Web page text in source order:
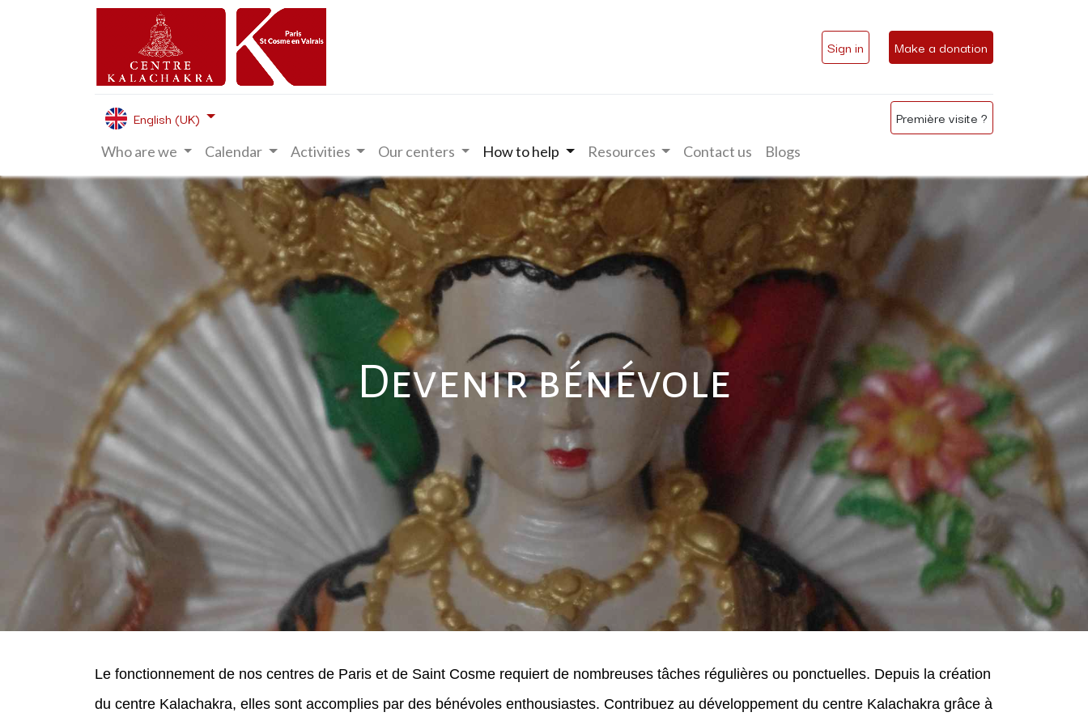
Sign in Make a donation
English (UK) Première visite ?
Who are we Calendar Activities Our centers How to help Resources Contact us Blogs
Devenir bénévole
Le fonctionnement de nos centres de Paris et de Saint Cosme requiert de nombreuses tâches régulières ou ponctuelles. Depuis la création
du centre Kalachakra, elles sont accomplies par des bénévoles enthousiastes. Contribuez au développement du centre Kalachakra grâce à